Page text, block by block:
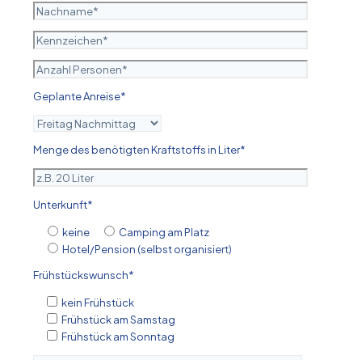
Geplante Anreise*
Menge des benötigten Kraftstoffs in Liter*
Unterkunft*
keine
Camping am Platz
Hotel/Pension (selbst organisiert)
Frühstückswunsch*
kein Frühstück
Frühstück am Samstag
Frühstück am Sonntag